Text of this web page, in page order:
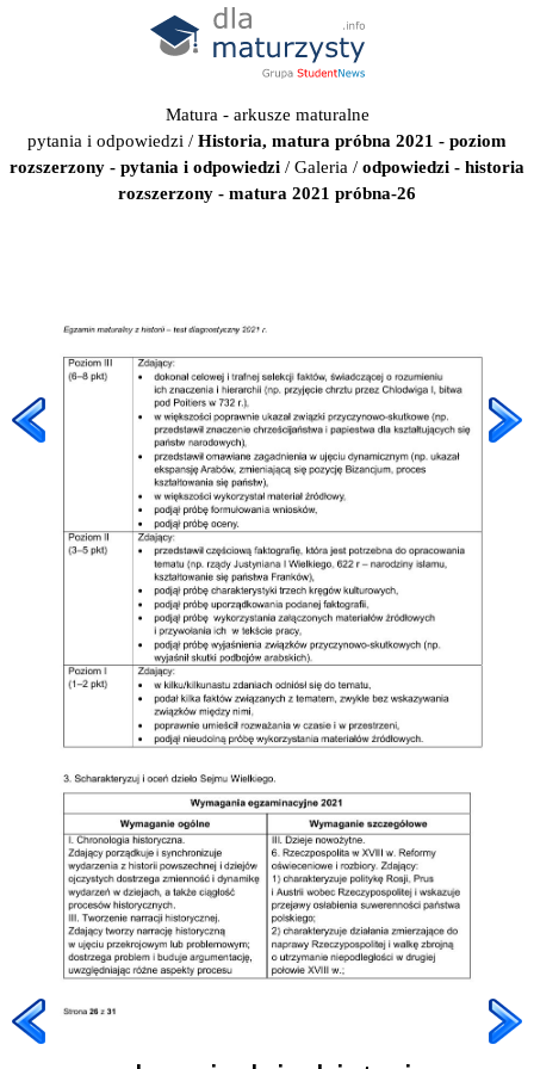
Matura - arkusze maturalne
pytania i odpowiedzi / Historia, matura próbna 2021 - poziom
rozszerzony - pytania i odpowiedzi / Galeria / odpowiedzi - historia
rozszerzony - matura 2021 próbna-26